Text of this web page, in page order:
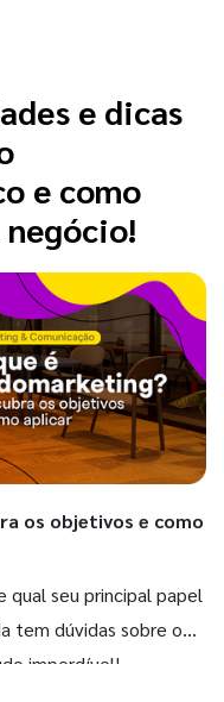
e dicas
e como
os objetivos e como
qual seu principal papel
tem dúvidas sobre o
imperdível!